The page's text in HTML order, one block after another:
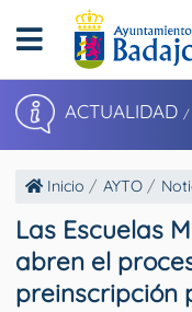
ACTUALIDAD /
Inicio AYTO
Las Escuelas
abren el
preinscripción